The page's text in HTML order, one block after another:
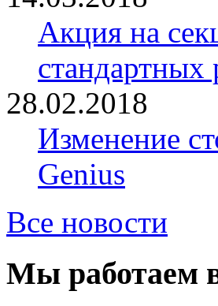
Акция на
стандартных
28.02.2018
Изменение
Genius
Все новости
Мы работаем